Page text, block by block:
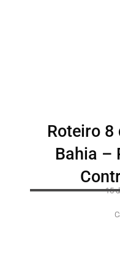
Roteiro 8
Bahia –
15